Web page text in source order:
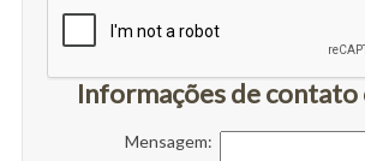
Informações de contato
Mensagem: